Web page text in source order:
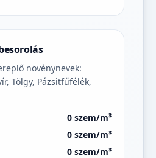
növénynevek:
Tölgy, Pázsitfűfélék,
0 szem/m³
0 szem/m³
0 szem/m³